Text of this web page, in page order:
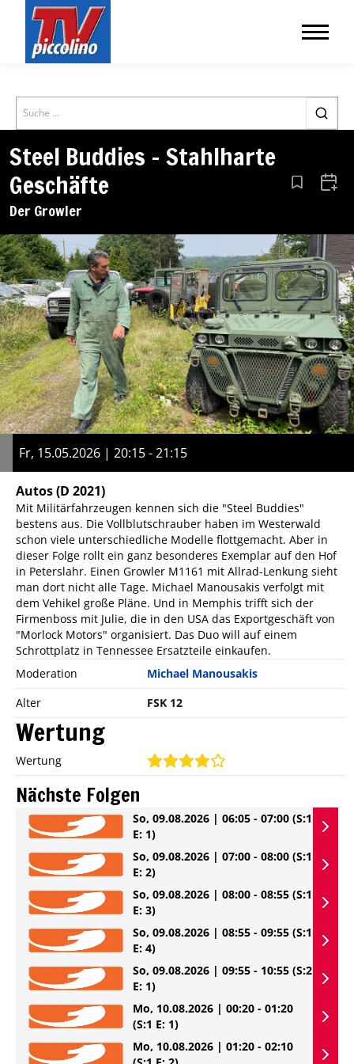
Search
Steel Buddies – Stahlharte
Geschäfte
Der Growler
Aus den
Fr, 15.05.2026 | 20:15 - 21:15
Autos(D 2021)
Mit Militärfahrzeugen kennen sich die "Steel Buddies"
bestens aus. Die Vollblutschrauber haben im Westerwald
schon viele unterschiedliche Modelle flottgemacht. Aber in
dieser Folge rollt ein ganz besonderes Exemplar auf den Hof
in Peterslahr. Einen Growler M1161 mit Allrad-Lenkung sieht
man dort nicht alle Tage. Michael Manousakis verfolgt mit
dem Vehikel große Pläne. Und in Memphis trifft sich der
Firmenboss mit Julie, die in den USA das Exportgeschäft von
"Morlock Motors" organisiert. Das Duo will auf einem
Schrottplatz in Tennessee Ersatzteile einkaufen.
Moderation
Michael Manousakis
Alter
FSK 12
Wertung
Wertung
Nächste Folgen
So, 09.08.2026 | 06:05 - 07:00 (S:1
E: 1)
So, 09.08.2026 | 07:00 - 08:00 (S:1
E: 2)
So, 09.08.2026 | 08:00 - 08:55 (S:1
E: 3)
So, 09.08.2026 | 08:55 - 09:55 (S:1
E: 4)
So, 09.08.2026 | 09:55 - 10:55 (S:2
E: 1)
Mo, 10.08.2026 | 00:20 - 01:20
(S:1 E: 1)
Mo, 10.08.2026 | 01:20 - 02:10